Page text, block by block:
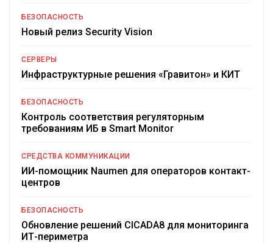
БЕЗОПАСНОСТЬ
Новый релиз Security Vision
СЕРВЕРЫ
Инфраструктурные решения «Гравитон» и КИТ
БЕЗОПАСНОСТЬ
Контроль соответствия регуляторным
требованиям ИБ в Smart Monitor
СРЕДСТВА КОММУНИКАЦИИ
ИИ-помощник Naumen для операторов контакт-
центров
БЕЗОПАСНОСТЬ
Обновление решений CICADA8 для мониторинга
ИТ-периметра